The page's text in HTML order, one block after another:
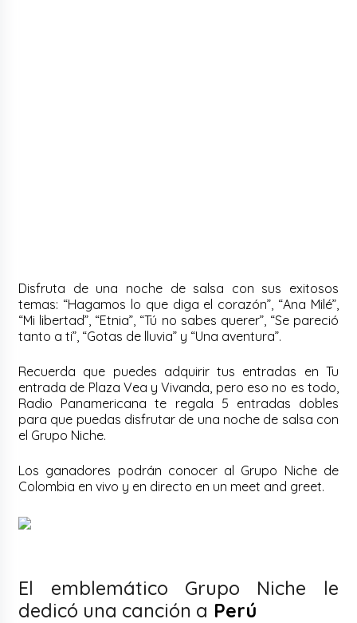
Disfruta de una noche de salsa con sus exitosos
temas: “Hagamos lo que diga el corazón”, “Ana Milé”,
“Mi libertad”, “Etnia”, “Tú no sabes querer”, “Se pareció
tanto a ti”, “Gotas de lluvia” y “Una aventura”.
Recuerda que puedes adquirir tus entradas en Tu
entrada de Plaza Vea y Vivanda, pero eso no es todo,
Radio Panamericana te regala 5 entradas dobles
para que puedas disfrutar de una noche de salsa con
el Grupo Niche.
Los ganadores podrán conocer al Grupo Niche de
Colombia en vivo y en directo en un meet and greet.
El emblemático Grupo Niche le
dedicó una canción a Perú